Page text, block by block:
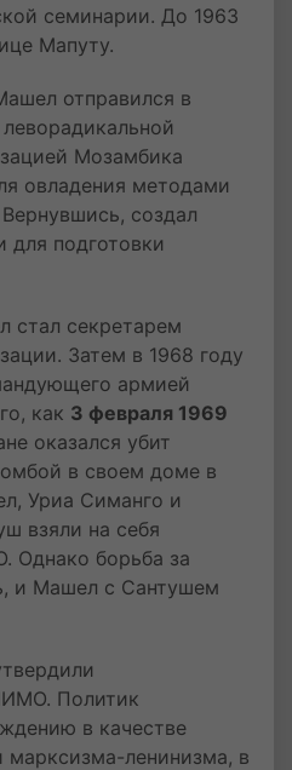
семинарии. До 1963
Мапуту.
отправился в
Мозамбика
овладения методами
создал
для подготовки
стал секретарем
Затем в 1968 году
армией
как 3 февраля 1969
оказался убит
в своем доме в
Уриа Симанго и
взяли на себя
Однако борьба за
и Машел с Сантушем
Политик
в качестве
марксизма-ленинизма, в